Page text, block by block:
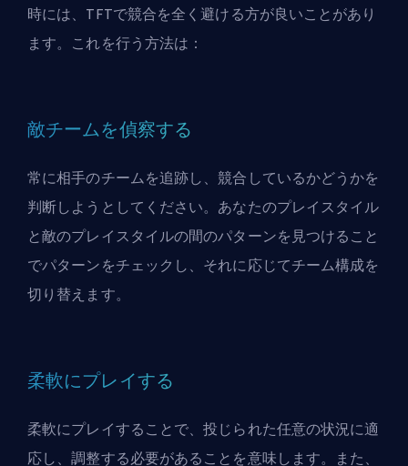
時には、 TFTで競合を全く避ける方が良いことがあり
ます。これを行う方法は：
敵チームを偵察する
常に相手のチームを追跡し、競合しているかどうかを
判断しようとしてください。あなたのプレイスタイル
と敵のプレイスタイルの間のパターンを見つけること
でパターンをチェックし、それに応じてチーム構成を
切り替えます。
柔軟にプレイする
柔軟にプレイすることで、投じられた任意の状況に適
応し、調整する必要があることを意味します。また、